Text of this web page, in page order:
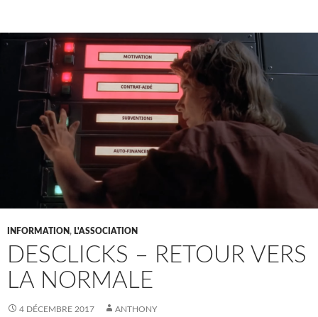
INFORMATION, L'ASSOCIATION
DESCLICKS – RETOUR VERS
LA NORMALE
4 DÉCEMBRE 2017 ANTHONY